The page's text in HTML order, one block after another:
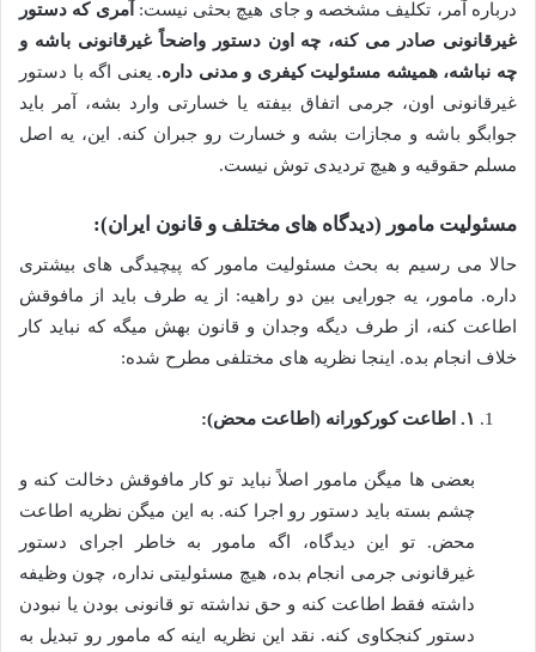
درباره آمر، تکلیف مشخصه و جای هیچ بحثی نیست: آمری که دستور
غیرقانونی صادر می کنه، چه اون دستور واضحاً غیرقانونی باشه و
چه نباشه، همیشه مسئولیت کیفری و مدنی داره.یعنی اگه با دستور
غیرقانونی اون، جرمی اتفاق بیفته یا خسارتی وارد بشه، آمر باید
جوابگو باشه و مجازات بشه و خسارت رو جبران کنه. این، یه اصل
مسلم حقوقیه و هیچ تردیدی توش نیست.
مسئولیت مامور (دیدگاه های مختلف و قانون ایران):
حالا می رسیم به بحث مسئولیت مامور که پیچیدگی های بیشتری
داره. مامور، یه جورایی بین دو راهیه: از یه طرف باید از مافوقش
اطاعت کنه، از طرف دیگه وجدان و قانون بهش میگه که نباید کار
خلاف انجام بده. اینجا نظریه های مختلفی مطرح شده:
۱. اطاعت کورکورانه (اطاعت محض):
بعضی ها میگن مامور اصلاً نباید تو کار مافوقش دخالت کنه و
چشم بسته باید دستور رو اجرا کنه. به این میگن نظریه اطاعت
محض. تو این دیدگاه، اگه مامور به خاطر اجرای دستور
غیرقانونی جرمی انجام بده، هیچ مسئولیتی نداره، چون وظیفه
داشته فقط اطاعت کنه و حق نداشته تو قانونی بودن یا نبودن
دستور کنجکاوی کنه. نقد این نظریه اینه که مامور رو تبدیل به